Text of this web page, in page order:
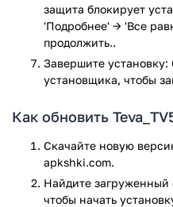
защита блокирует
'Подробнее' → 'Все
продолжить..
Завершите
установщика, чтобы
Как обновить
Скачайте новую
apkshki.com.
Найдите
чтобы начать